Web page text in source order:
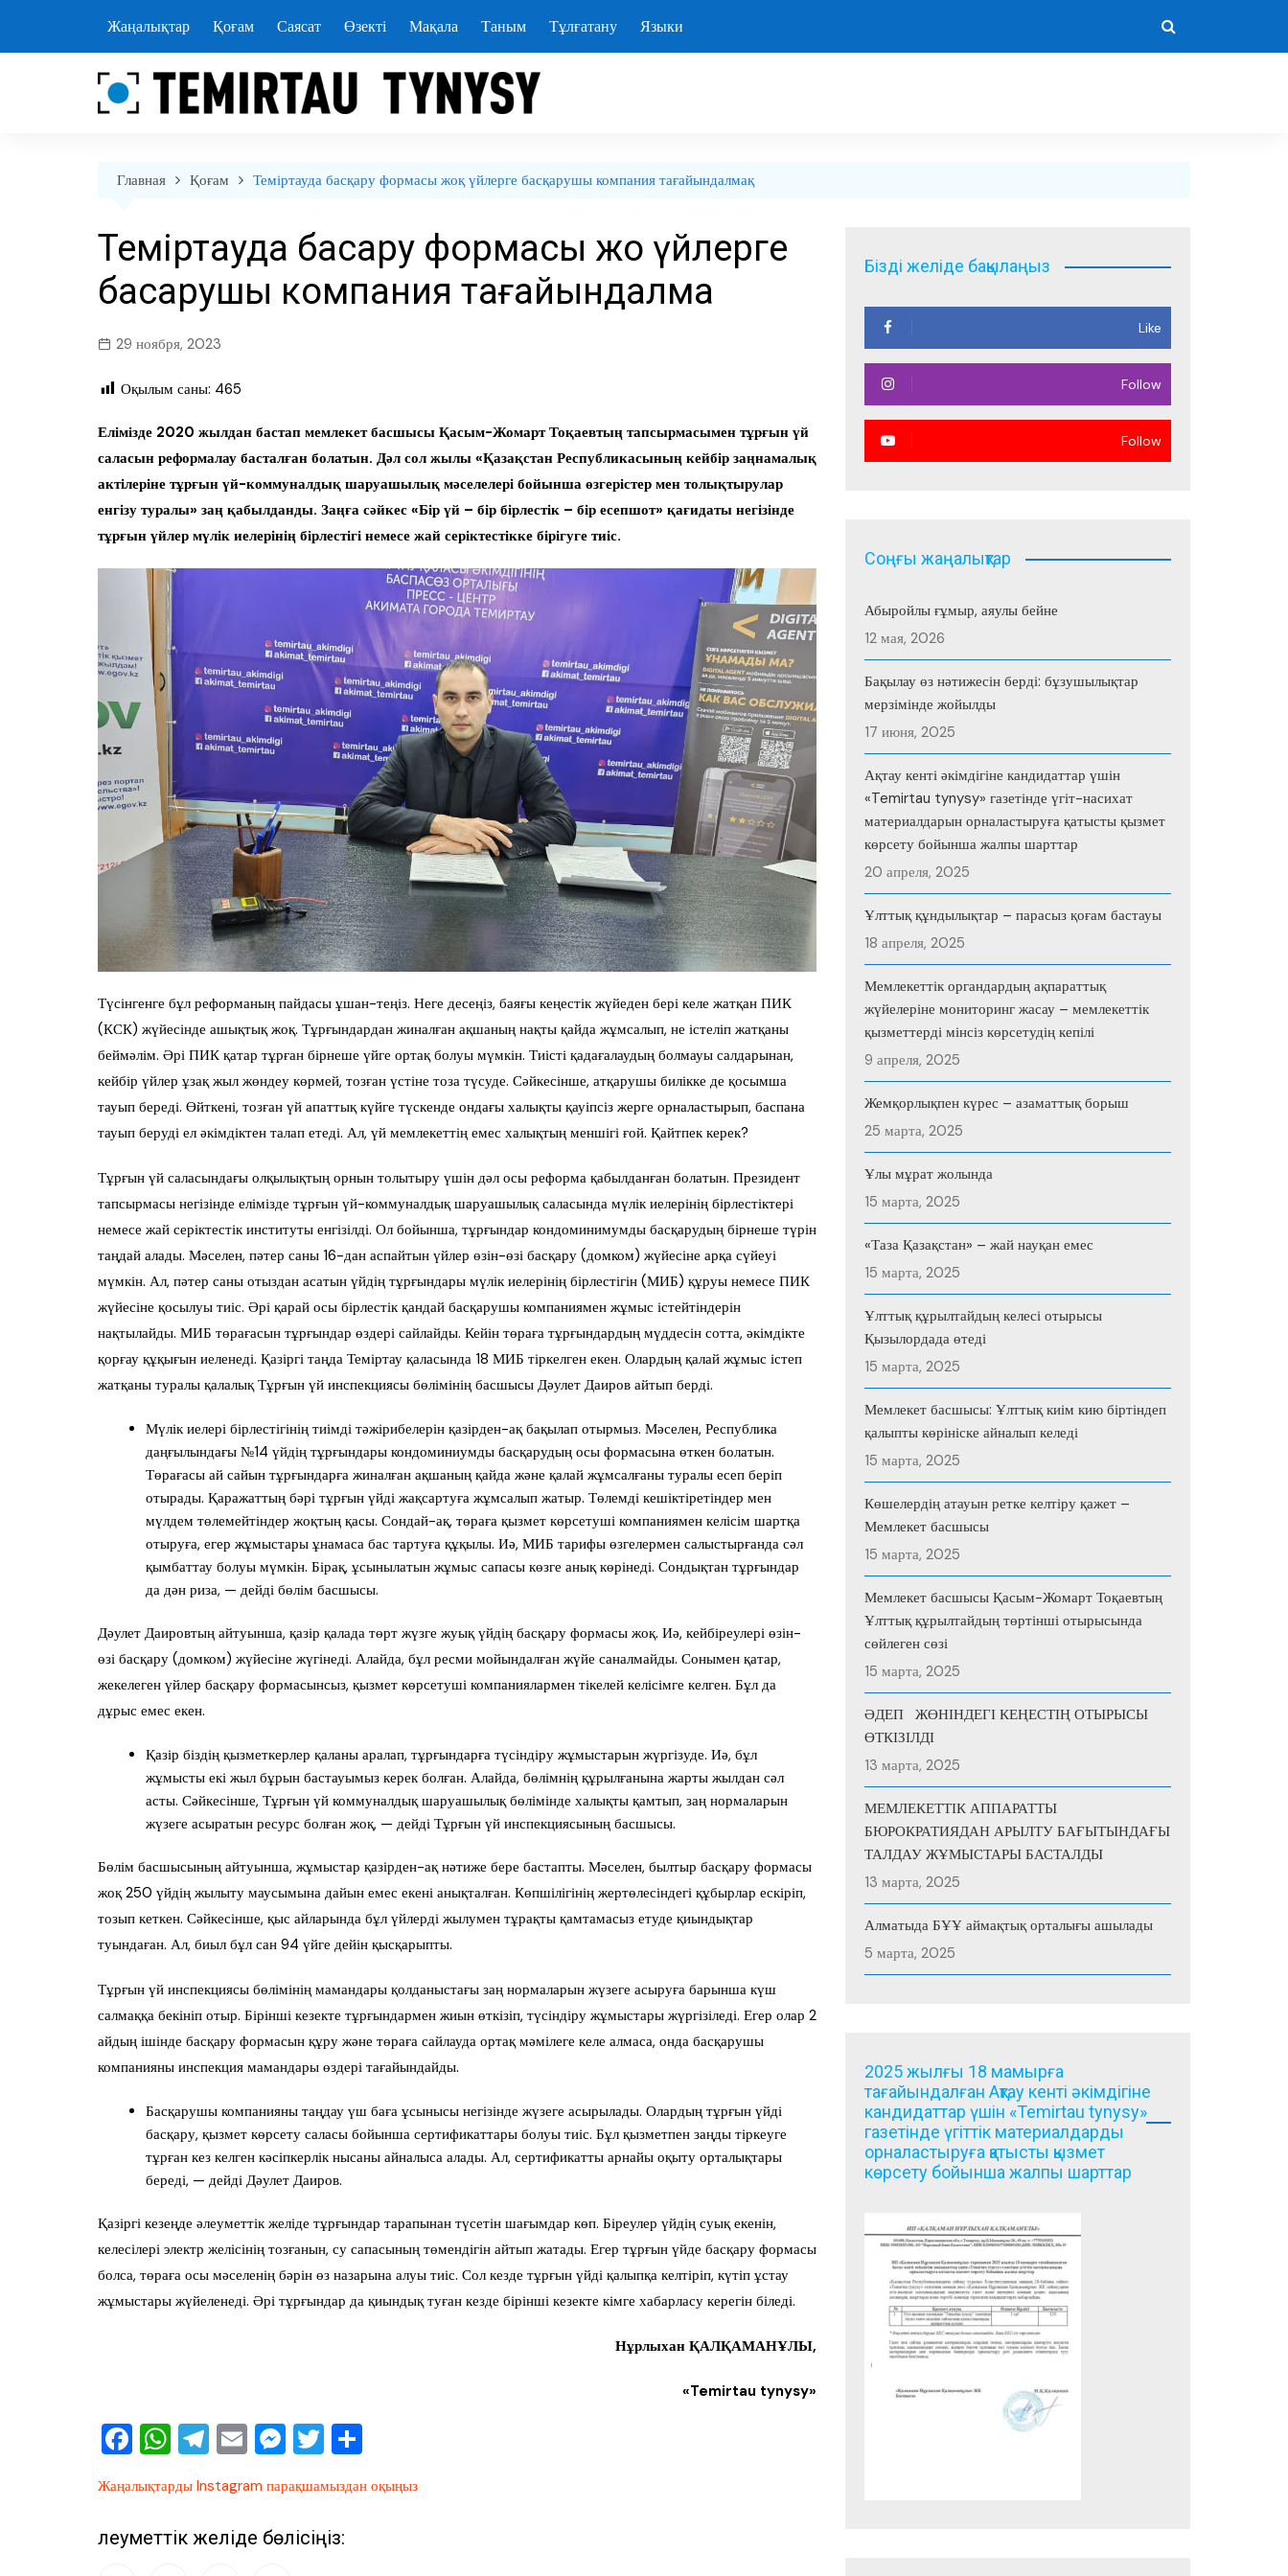
содержанию
Жаңалықтар Қоғам Саясат Өзекті Мақала Таным Тұлғатану Языки
Главная Қоғам Теміртауда басқару формасы жоқ үйлерге басқарушы компания тағайындалмақ
Теміртауда басқару формасы жоқ үйлерге
басқарушы компания тағайындалмақ
29 ноября, 2023
Оқылым саны: 465
Елімізде 2020 жылдан бастап мемлекет басшысы Қасым-Жомарт Тоқаевтың тапсырмасымен тұрғын үй
саласын реформалау басталған болатын. Дәл сол жылы «Қазақстан Республикасының кейбір заңнамалық
актілеріне тұрғын үй-коммуналдық шаруашылық мәселелері бойынша өзгерістер мен толықтырулар
енгізу туралы» заң қабылданды. Заңға сәйкес «Бір үй – бір бірлестік – бір есепшот» қағидаты негізінде
тұрғын үйлер мүлік иелерінің бірлестігі немесе жай серіктестікке бірігуге тиіс.
Түсінгенге бұл реформаның пайдасы ұшан-теңіз. Неге десеңіз, баяғы кеңестік жүйеден бері келе жатқан ПИК
(КСК) жүйесінде ашықтық жоқ. Тұрғындардан жиналған ақшаның нақты қайда жұмсалып, не істеліп жатқаны
беймәлім. Әрі ПИК қатар тұрған бірнеше үйге ортақ болуы мүмкін. Тиісті қадағалаудың болмауы салдарынан,
кейбір үйлер ұзақ жыл жөндеу көрмей, тозған үстіне тоза түсуде. Сәйкесінше, атқарушы билікке де қосымша
тауып береді. Өйткені, тозған үй апаттық күйге түскенде ондағы халықты қауіпсіз жерге орналастырып, баспана
тауып беруді ел әкімдіктен талап етеді. Ал, үй мемлекеттің емес халықтың меншігі ғой. Қайтпек керек?
Тұрғын үй саласындағы олқылықтың орнын толытыру үшін дәл осы реформа қабылданған болатын. Президент
тапсырмасы негізінде елімізде тұрғын үй-коммуналдық шаруашылық саласында мүлік иелерінің бірлестіктері
немесе жай серіктестік институты енгізілді. Ол бойынша, тұрғындар кондоминимумды басқарудың бірнеше түрін
таңдай алады. Мәселен, пәтер саны 16-дан аспайтын үйлер өзін-өзі басқару (домком) жүйесіне арқа сүйеуі
мүмкін. Ал, пәтер саны отыздан асатын үйдің тұрғындары мүлік иелерінің бірлестігін (МИБ) құруы немесе ПИК
жүйесіне қосылуы тиіс. Әрі қарай осы бірлестік қандай басқарушы компаниямен жұмыс істейтіндерін
нақтылайды. МИБ төрағасын тұрғындар өздері сайлайды. Кейін төраға тұрғындардың мүддесін сотта, әкімдікте
қорғау құқығын иеленеді. Қазіргі таңда Теміртау қаласында 18 МИБ тіркелген екен. Олардың қалай жұмыс істеп
жатқаны туралы қалалық Тұрғын үй инспекциясы бөлімінің басшысы Дәулет Даиров айтып берді.
Мүлік иелері бірлестігінің тиімді тәжірибелерін қазірден-ақ бақылап отырмыз. Мәселен, Республика
даңғылындағы №14 үйдің тұрғындары кондоминиумды басқарудың осы формасына өткен болатын.
Төрағасы ай сайын тұрғындарға жиналған ақшаның қайда және қалай жұмсалғаны туралы есеп беріп
отырады. Қаражаттың бәрі тұрғын үйді жақсартуға жұмсалып жатыр. Төлемді кешіктіретіндер мен
мүлдем төлемейтіндер жоқтың қасы. Сондай-ақ, төраға қызмет көрсетуші компаниямен келісім шартқа
отыруға, егер жұмыстары ұнамаса бас тартуға құқылы. Иә, МИБ тарифы өзгелермен салыстырғанда сәл
қымбаттау болуы мүмкін. Бірақ, ұсынылатын жұмыс сапасы көзге анық көрінеді. Сондықтан тұрғындар
да дән риза, — дейді бөлім басшысы.
Дәулет Даировтың айтуынша, қазір қалада төрт жүзге жуық үйдің басқару формасы жоқ. Иә, кейбіреулері өзін-
өзі басқару (домком) жүйесіне жүгінеді. Алайда, бұл ресми мойындалған жүйе саналмайды. Сонымен қатар,
жекелеген үйлер басқару формасынсыз, қызмет көрсетуші компаниялармен тікелей келісімге келген. Бұл да
дұрыс емес екен.
Қазір біздің қызметкерлер қаланы аралап, тұрғындарға түсіндіру жұмыстарын жүргізуде. Иә, бұл
жұмысты екі жыл бұрын бастауымыз керек болған. Алайда, бөлімнің құрылғанына жарты жылдан сәл
асты. Сәйкесінше, Тұрғын үй коммуналдық шаруашылық бөлімінде халықты қамтып, заң нормаларын
жүзеге асыратын ресурс болған жоқ, — дейді Тұрғын үй инспекциясының басшысы.
Бөлім басшысының айтуынша, жұмыстар қазірден-ақ нәтиже бере бастапты. Мәселен, былтыр басқару формасы
жоқ 250 үйдің жылыту маусымына дайын емес екені анықталған. Көпшілігінің жертөлесіндегі құбырлар ескіріп,
тозып кеткен. Сәйкесінше, қыс айларында бұл үйлерді жылумен тұрақты қамтамасыз етуде қиындықтар
туындаған. Ал, биыл бұл сан 94 үйге дейін қысқарыпты.
Тұрғын үй инспекциясы бөлімінің мамандары қолданыстағы заң нормаларын жүзеге асыруға барынша күш
салмаққа бекініп отыр. Бірінші кезекте тұрғындармен жиын өткізіп, түсіндіру жұмыстары жүргізіледі. Егер олар 2
айдың ішінде басқару формасын құру және төраға сайлауда ортақ мәмілеге келе алмаса, онда басқарушы
компанияны инспекция мамандары өздері тағайындайды.
Басқарушы компанияны таңдау үш баға ұсынысы негізінде жүзеге асырылады. Олардың тұрғын үйді
басқару, қызмет көрсету саласы бойынша сертификаттары болуы тиіс. Бұл қызметпен заңды тіркеуге
тұрған кез келген кәсіпкерлік нысаны айналыса алады. Ал, сертификатты арнайы оқыту орталықтары
береді, — дейді Дәулет Даиров.
Қазіргі кезеңде әлеуметтік желіде тұрғындар тарапынан түсетін шағымдар көп. Біреулер үйдің суық екенін,
келесілері электр желісінің тозғанын, су сапасының төмендігін айтып жатады. Егер тұрғын үйде басқару формасы
болса, төраға осы мәселенің бәрін өз назарына алуы тиіс. Сол кезде тұрғын үйді қалыпқа келтіріп, күтіп ұстау
жұмыстары жүйеленеді. Әрі тұрғындар да қиындық туған кезде бірінші кезекте кімге хабарласу керегін біледі.
Нұрлыхан ҚАЛҚАМАНҰЛЫ,
«Temirtau tynysy»
F
c
e
W
at
s
T
e
gr
E
ai
l
M
ss
e
T
tt
er
ра
Жаңалықтарды Instagram парақшамыздан оқыңыз
Әлеуметтік желіде бөлісіңіз:
Бізді желіде бақылаңыз
Like
Follow
Follow
Соңғы жаңалықтар
Абыройлы ғұмыр, аяулы бейне
12 мая, 2026
Бақылау өз нәтижесін берді: бұзушылықтар
мерзімінде жойылды
17 июня, 2025
Ақтау кенті әкімдігіне кандидаттар үшін
«Temirtau tynysy» газетінде үгіт-насихат
материалдарын орналастыруға қатысты қызмет
көрсету бойынша жалпы шарттар
20 апреля, 2025
Ұлттық құндылықтар – парасыз қоғам бастауы
18 апреля, 2025
Мемлекеттік органдардың ақпараттық
жүйелеріне мониторинг жасау – мемлекеттік
қызметтерді мінсіз көрсетудің кепілі
9 апреля, 2025
Жемқорлықпен күрес – азаматтық борыш
25 марта, 2025
Ұлы мұрат жолында
15 марта, 2025
«Таза Қазақстан» – жай науқан емес
15 марта, 2025
Ұлттық құрылтайдың келесі отырысы
Қызылордада өтеді
15 марта, 2025
Мемлекет басшысы: Ұлттық киім кию біртіндеп
қалыпты көрініске айналып келеді
15 марта, 2025
Көшелердің атауын ретке келтіру қажет –
Мемлекет басшысы
15 марта, 2025
Мемлекет басшысы Қасым-Жомарт Тоқаевтың
Ұлттық құрылтайдың төртінші отырысында
сөйлеген сөзі
15 марта, 2025
ӘДЕП ЖӨНІНДЕГІ КЕҢЕСТІҢ ОТЫРЫСЫ
ӨТКІЗІЛДІ
13 марта, 2025
МЕМЛЕКЕТТІК АППАРАТТЫ
БЮРОКРАТИЯДАН АРЫЛТУ БАҒЫТЫНДАҒЫ
ТАЛДАУ ЖҰМЫСТАРЫ БАСТАЛДЫ
13 марта, 2025
Алматыда БҰҰ аймақтық орталығы ашылады
5 марта, 2025
2025 жылғы 18 мамырға
тағайындалған Ақтау кенті әкімдігіне
кандидаттар үшін «Temirtau tynysy»
газетінде үгіттік материалдарды
орналастыруға қатысты қызмет
көрсету бойынша жалпы шарттар